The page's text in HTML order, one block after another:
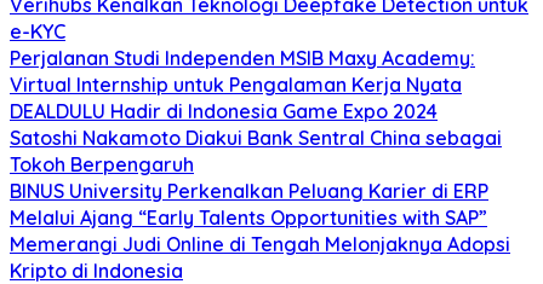
e-KYC
Perjalanan Studi Independen MSIB Maxy Academy:
Virtual Internship untuk Pengalaman Kerja Nyata
DEALDULU Hadir di Indonesia Game Expo 2024
Satoshi Nakamoto Diakui Bank Sentral China sebagai
Tokoh Berpengaruh
BINUS University Perkenalkan Peluang Karier di ERP
Melalui Ajang “Early Talents Opportunities with SAP”
Memerangi Judi Online di Tengah Melonjaknya Adopsi
Kripto di Indonesia